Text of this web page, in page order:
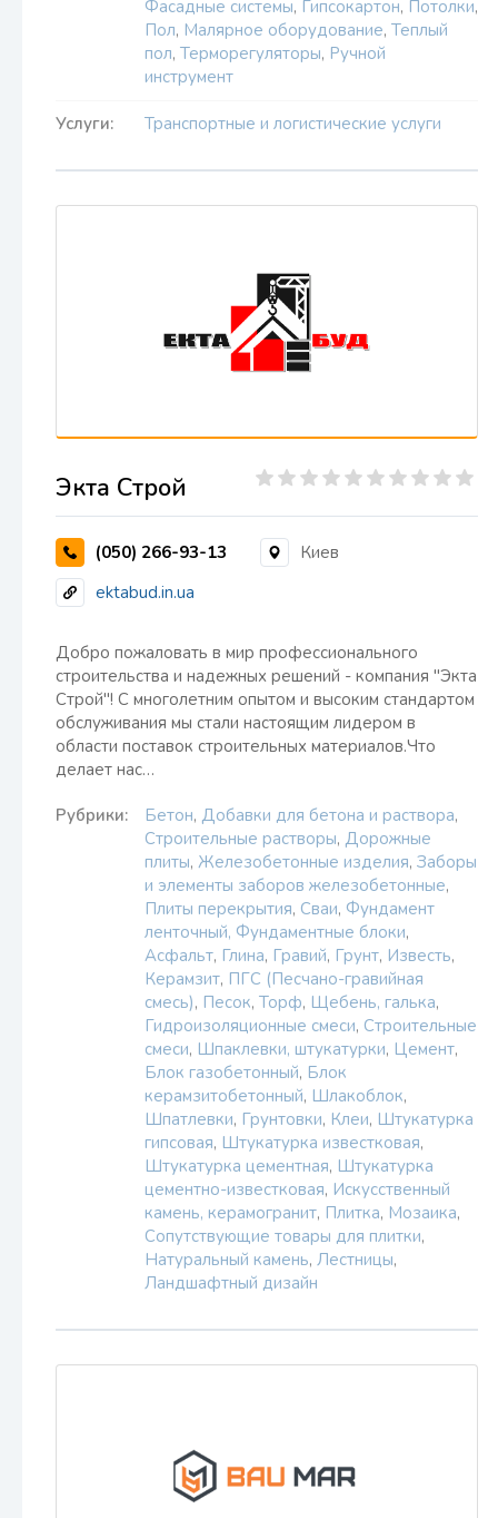
Фасадные системы, Гипсокартон, Потолки,
Пол, Малярное оборудование, Теплый
пол, Терморегуляторы, Ручной
инструмент
Услуги: Транспортные и логистические услуги
Экта Строй
(050) 266-93-13
Киев
ektabud.in.ua
Добро пожаловать в мир профессионального
строительства и надежных решений - компания "Экта
Строй"! С многолетним опытом и высоким стандартом
обслуживания мы стали настоящим лидером в
области поставок строительных материалов.Что
делает нас…
Рубрики: Бетон, Добавки для бетона и раствора,
Строительные растворы, Дорожные
плиты, Железобетонные изделия, Заборы
и элементы заборов железобетонные,
Плиты перекрытия, Сваи, Фундамент
ленточный, Фундаментные блоки,
Асфальт, Глина, Гравий, Грунт, Известь,
Керамзит, ПГС (Песчано-гравийная
смесь), Песок, Торф, Щебень, галька,
Гидроизоляционные смеси, Строительные
смеси, Шпаклевки, штукатурки, Цемент,
Блок газобетонный, Блок
керамзитобетонный, Шлакоблок,
Шпатлевки, Грунтовки, Клеи, Штукатурка
гипсовая, Штукатурка известковая,
Штукатурка цементная, Штукатурка
цементно-известковая, Искусственный
камень, керамогранит, Плитка, Мозаика,
Сопутствующие товары для плитки,
Натуральный камень, Лестницы,
Ландшафтный дизайн